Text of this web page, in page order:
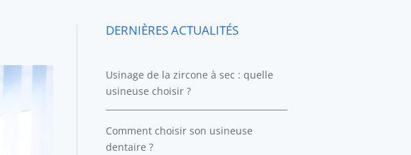
DERNIÈRES ACTUALITÉS
Usinage de la zircone à sec : quelle
usineuse choisir ?
Comment choisir son usineuse
dentaire ?